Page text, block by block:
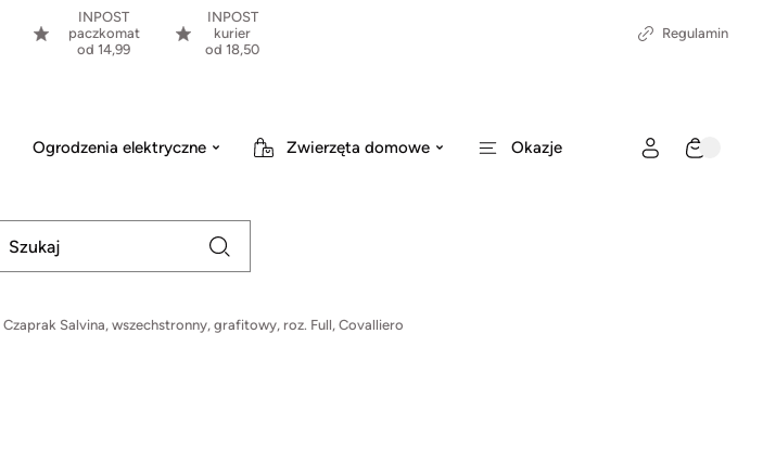
INPOST
paczkomat
od 14,99
INPOST
kurier
od 18,50
Regulamin
Ogrodzenia elektryczne Zwierzęta domowe Okazje
Czaprak Salvina, wszechstronny, grafitowy, roz. Full, Covalliero